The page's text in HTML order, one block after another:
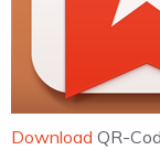
Download QR-